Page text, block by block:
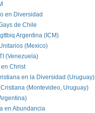
en Diversidad
de Chile
Argentina (ICM)
(Mexico)
(Venezuela)
Christ
en la Diversidad (Uruguay)
(Montevideo, Uruguay)
en Abundancia